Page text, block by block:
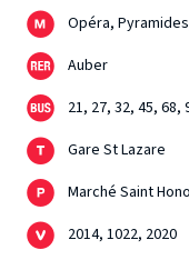
Opéra,
Auber
21, 27, 32, 45, 68,
Gare St Lazare
Marché Saint
2014, 1022, 2020